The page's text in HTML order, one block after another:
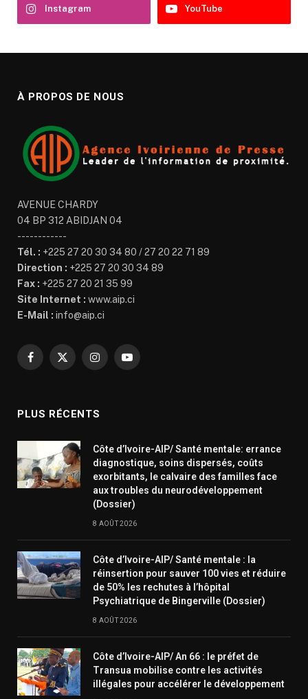
Instagram YouTube
À PROPOS DE NOUS
AVENUE CHARDY
04 BP 312 ABIDJAN 04
------------
Tél. : +225 27 20 30 34 80 / 27 20 22 71 89
Direction : +225 27 20 30 34 89
Fax : +225 27 20 21 35 99
Site Internet : www.aip.ci
E-Mail : info@aip.ci
Facebook
X
InstagramYouTube
PLUS RÉCENTS
Côte d’Ivoire-AIP/ Santé mentale: errance
diagnostique, soins dispersés, coûts
exorbitants, le calvaire des familles face
aux troubles du neurodéveloppement
(Dossier)
8 AOÛT 2026
Côte d’Ivoire-AIP/ Santé mentale : la
réinsertion pour sauver 100 vies et réduire
de 50% les rechutes à l’hôpital
Psychiatrique de Bingerville (Dossier)
8 AOÛT 2026
Côte d’Ivoire-AIP/ An 66 : le préfet de
Transua mobilise contre les activités
illégales pour accélérer le développement